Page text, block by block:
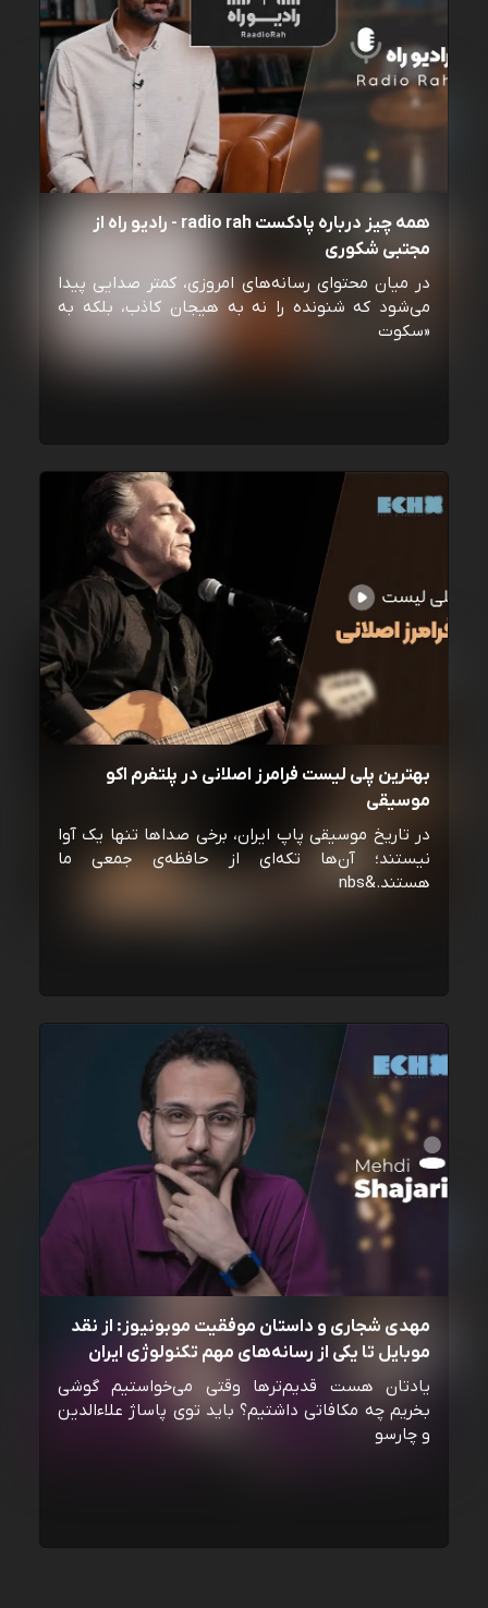
همه چیز درباره پادکست radio rah - رادیو راه از
مجتبی شکوری
در میان محتوای رسانه‌های امروزی، کمتر صدایی پیدا
می‌شود که شنونده را نه به هیجان کاذب، بلکه به
«سکوت
بهترین پلی لیست فرامرز اصلانی در پلتفرم اکو
موسیقی
در تاریخ موسیقی پاپ ایران، برخی صداها تنها یک آوا
نیستند؛ آن‌ها تکه‌ای از حافظه‌ی جمعی ما
هستند.&nbs
مهدی شجاری و داستان موفقیت موبونیوز: از نقد
موبایل تا یکی از رسانه‌‌های مهم تکنولوژی ایران
یادتان هست قدیم‌ترها وقتی می‌خواستیم گوشی
بخریم چه مکافاتی داشتیم؟ باید توی پاساژ علاءالدین
و چارسو